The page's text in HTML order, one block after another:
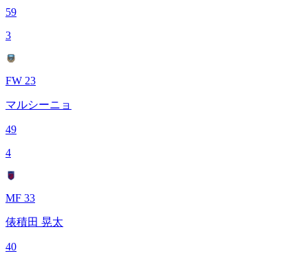
59
3
FW 23
マルシーニョ
49
4
MF 33
俵積田 晃太
40